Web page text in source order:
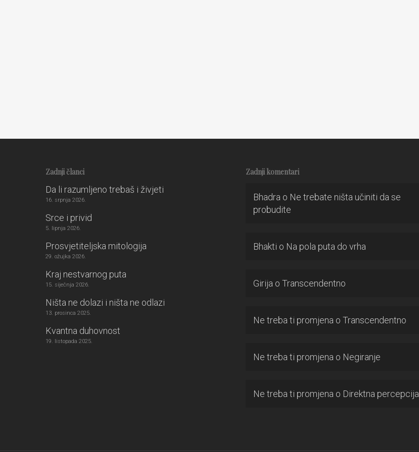
Zadnji članci
Da li razumljeno trebaš i živjeti
16. srpnja 2026.
Srce i privid
5. lipnja 2026.
Prosvjetiteljska mitologija
29. ožujka 2026.
Kraj nestvarnog puta
15. siječnja 2026.
Ništa ne dolazi i ništa ne odlazi
13. prosinca 2025.
Kvantna duhovnost
19. listopada 2025.
Zadnji komentari
Bhadra o Ne trebate ništa učiniti da se
probudite
Bhakti o Na pola puta do vrha
Girija o Transcendentno
Ne treba ti promjena o Transcendentno
Ne treba ti promjena o Negiranje
Ne treba ti promjena o Direktna percepcija